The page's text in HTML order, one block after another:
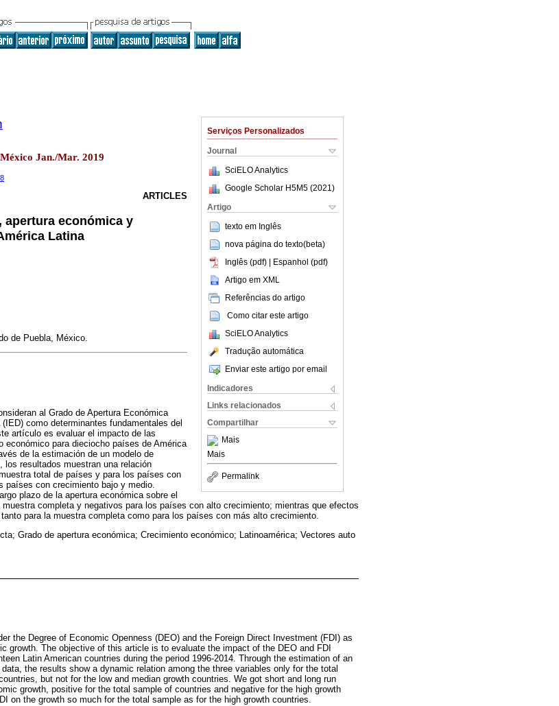
Serviços Personalizados
Journal
SciELO Analytics
Google Scholar H5M5 (2021 )
Artigo
texto em Inglês
nova página do texto(beta)
Inglês (pdf) | Espanhol (pdf)
Artigo em XML
Referências do artigo
Como citar este artigo
SciELO Analytics
Tradução automática
Enviar este artigo por email
Indicadores
Links relacionados
Compartilhar
Mais
Mais
Permalink
Jan./Mar. 2019
ARTICLES
apertura económica y
Latina
de Puebla, México.
al Grado de Apertura Económica
como determinantes fundamentales del
artículo es evaluar el impacto de las
para dieciocho países de América
de la estimación de un modelo de
los resultados muestran una relación
total de países y para los países con
países con crecimiento bajo y medio.
plazo de la apertura económica sobre el
completa y negativos para los países con alto crecimiento; mientras que efectos
para la muestra completa como para los países con más alto crecimiento.
Grado de apertura económica; Crecimiento económico; Latinoamérica; Vectores auto
the Degree of Economic Openness (DEO) and the Foreign Direct Investment (FDI) as
growth. The objective of this article is to evaluate the impact of the DEO and FDI
Latin American countries during the period 1996-2014. Through the estimation of an
the results show a dynamic relation among the three variables only for the total
but not for the low and median growth countries. We got short and long run
growth, positive for the total sample of countries and negative for the high growth
on the growth so much for the total sample as for the high growth countries.